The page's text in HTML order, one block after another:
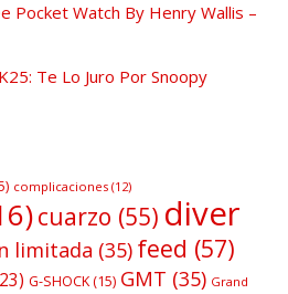
Pocket Watch By Henry Wallis –
Te Lo Juro Por Snoopy
complicaciones (12)
cuarzo (55) diver
limitada (35) feed (57)
G-SHOCK (15) GMT (35) Grand